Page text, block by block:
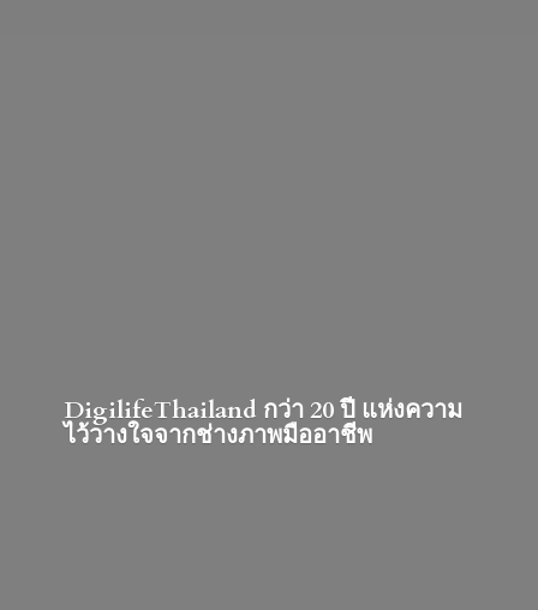
DigilifeThailand กว่า 20 ปี แห่งความ
ไว้วางใจจากช่างภาพมืออาชีพ